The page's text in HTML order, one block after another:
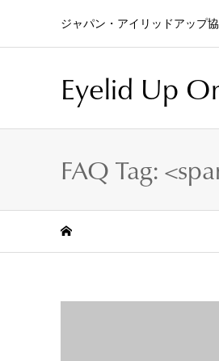
ジャパン・アイリッドアップ協
Eyelid Up
FAQ Tag: